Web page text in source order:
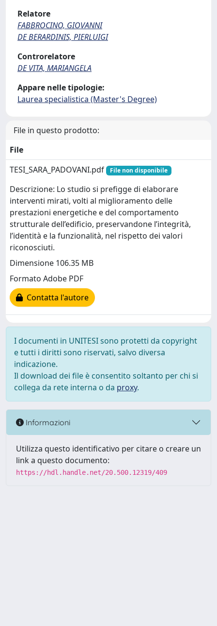
Relatore
FABBROCINO, GIOVANNI
DE BERARDINIS, PIERLUIGI
Controrelatore
DE VITA, MARIANGELA
Appare nelle tipologie:
Laurea specialistica (Master's Degree)
File in questo prodotto:
File
TESI_SARA_PADOVANI.pdf
File non disponibile
Descrizione: Lo studio si prefigge di elaborare
interventi mirati, volti al miglioramento delle
prestazioni energetiche e del comportamento
strutturale dell’edificio, preservandone l’integrità,
l’identità e la funzionalità, nel rispetto dei valori
riconosciuti.
Dimensione 106.35 MB
Formato Adobe PDF
Contatta l'autore
I documenti in UNITESI sono protetti da copyright
e tutti i diritti sono riservati, salvo diversa
indicazione.
Il download dei file è consentito soltanto per chi si
collega da rete interna o da proxy.
Informazioni
Utilizza questo identificativo per citare o creare un
link a questo documento:
https://hdl.handle.net/20.500.12319/409